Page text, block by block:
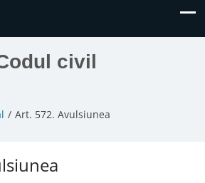
civil
Art. 572. Avulsiunea